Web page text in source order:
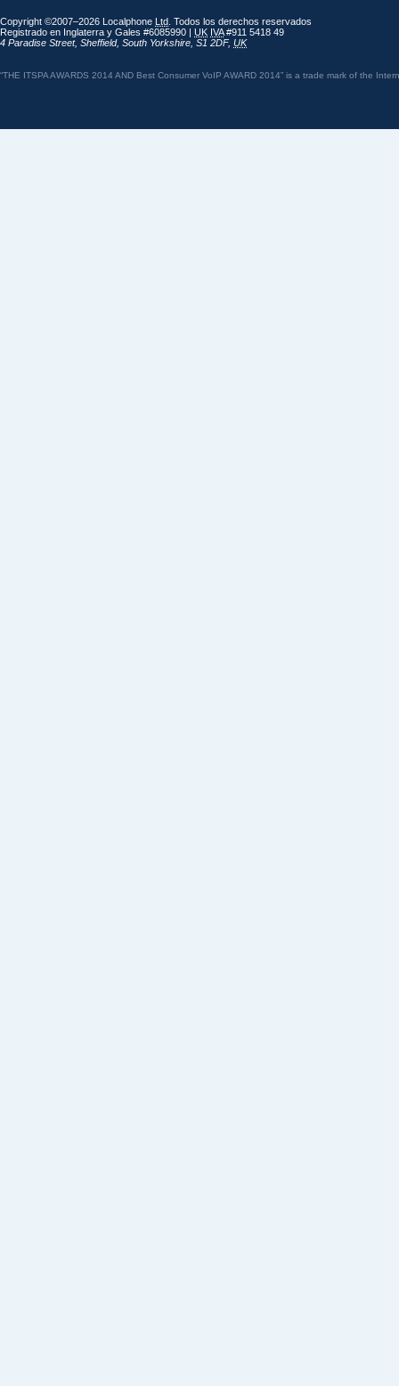
Copyright ©2007–2026 Localphone Ltd . Todos los derechos reservados
Registrado en Inglaterra y Gales #6085990 | UK IVA#911 5418 49
4 Paradise Street, Sheffield, South Yorkshire S1 2DF, UK
“THE ITSPA AWARDS 2014 AND Best Consumer VoIP AWARD 2014” is a trade mark of the